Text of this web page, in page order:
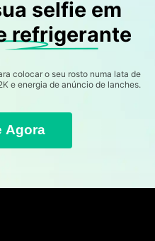
selfie em
refrigerante
colocar o seu rosto numa lata de
e energia de anúncio de lanches.
Agora